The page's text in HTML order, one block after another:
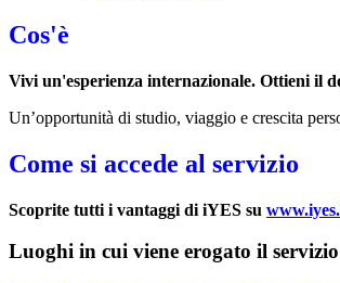
Cos'è
Vivi un'esperienza internazionale. Ottieni il
Un’opportunità di studio, viaggio e crescita
Come si accede al servizio
Scoprite tutti i vantaggi di iYES su
Luoghi in cui viene erogato il servizio